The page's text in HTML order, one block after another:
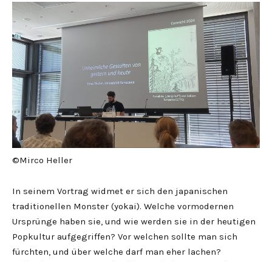
©Mirco Heller
In seinem Vortrag widmet er sich den japanischen
traditionellen Monster (yokai). Welche vormodernen
Ursprünge haben sie, und wie werden sie in der heutigen
Popkultur aufgegriffen? Vor welchen sollte man sich
fürchten, und über welche darf man eher lachen?